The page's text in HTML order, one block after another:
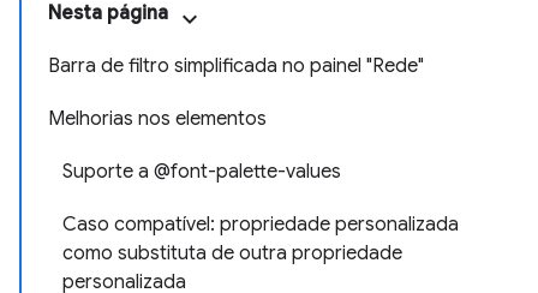
Nesta página
Barra de filtro simplificada no painel "Rede"
Melhorias nos elementos
Suporte a @font-palette-values
Caso compatível: propriedade personalizada
como substituta de outra propriedade
personalizada